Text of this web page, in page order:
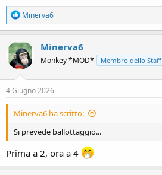
R
e
a
c
t
i
o
n
s
Minerva6
Minerva6
Monkey *MOD* Membro dello Staff
4 Giugno 2026
Minerva6 ha scritto:
Si prevede ballottaggio...
Prima a 2, ora a 4